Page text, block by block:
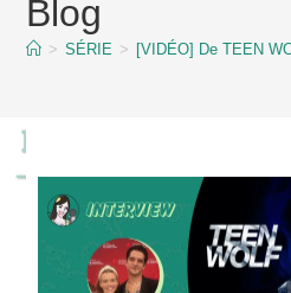
contentBlog
> SÉRIE > [VIDÉO] De TEEN